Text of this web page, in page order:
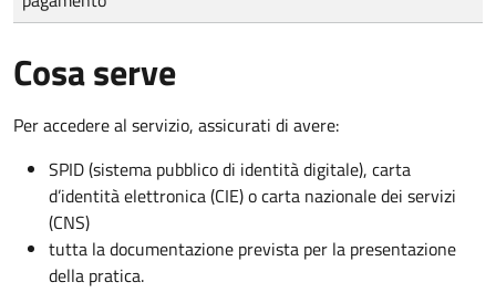
Cosa serve
Per accedere al servizio, assicurati di avere:
SPID (sistema pubblico di identità digitale), carta
d’identità elettronica (CIE) o carta nazionale dei servizi
(CNS)
tutta la documentazione prevista per la presentazione
della pratica.